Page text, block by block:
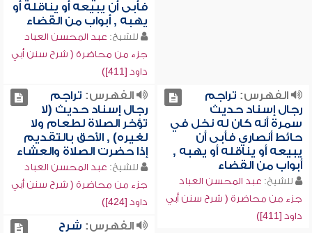
فأبى أن يبيعه أو يناقله أو
يهبه , أبواب من القضاء
للشيخ: عبد المحسن العباد
جزء من محاضرة ( شرح سنن أبي
داود [411])
الفهرس: تراجم
رجال إسناد حديث
سمرة أنه كان له نخل في
حائط أنصاري فأبى أن
يبيعه أو يناقله أو يهبه ,
أبواب من القضاء
للشيخ: عبد المحسن العباد
جزء من محاضرة ( شرح سنن أبي
داود [411])
الفهرس: تراجم
رجال إسناد حديث (لا
تؤخر الصلاة لطعام ولا
لغيره) , الأحق بالتقديم
إذا حضرت الصلاة والعشاء
للشيخ: عبد المحسن العباد
جزء من محاضرة ( شرح سنن أبي
داود [424])
الفهرس: شرح